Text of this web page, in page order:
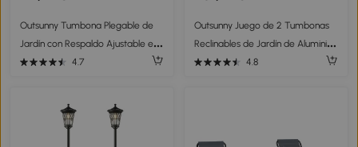
Outsunny Tumbona Plegable de
Jardín con Respaldo Ajustable en
7 Posiciones Cojín Cuerpo Entero
4.7
Outsunny Juego de 2 Tumbonas
Reclinables de Jardín de Aluminio
con Respaldo Ajustable y Ruedas
4.8